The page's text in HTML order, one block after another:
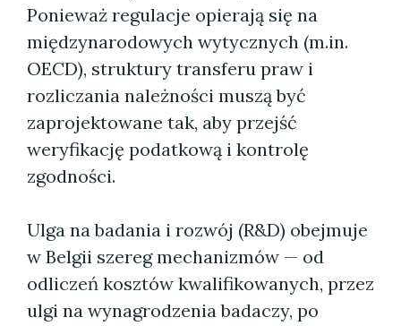
Ponieważ regulacje opierają się na
międzynarodowych wytycznych (m.in.
OECD), struktury transferu praw i
rozliczania należności muszą być
zaprojektowane tak, aby przejść
weryfikację podatkową i kontrolę
zgodności.
Ulga na badania i rozwój (R&D) obejmuje
w Belgii szereg mechanizmów — od
odliczeń kosztów kwalifikowanych, przez
ulgi na wynagrodzenia badaczy, po